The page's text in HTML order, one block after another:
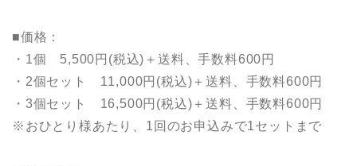
■価格：
・1個 5,500円(税込)＋送料、⼿数料600円
・2個セット 11,000円(税込)＋送料、⼿数料600円
・3個セット 16,500円(税込)＋送料、⼿数料600円
※おひとり様あたり、1回のお申込みで1セットまで